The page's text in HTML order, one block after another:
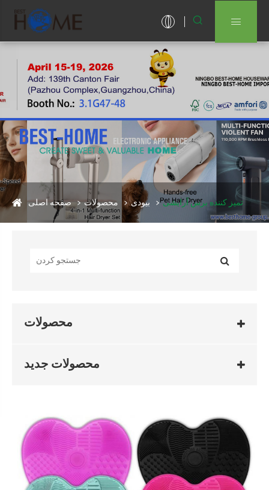
 
صفحه اصلی محصولات بیودی تمیز کننده برس آرایشی
محصولات
محصولات جدید